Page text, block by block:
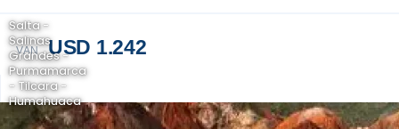
VAN USD 1.242
Salta -
Salinas
Grandes -
Purmamarca
- Tilcara -
Humahuaca